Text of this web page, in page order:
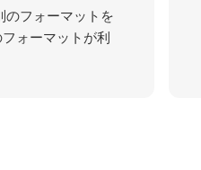
フォーマットを
ォーマットが利